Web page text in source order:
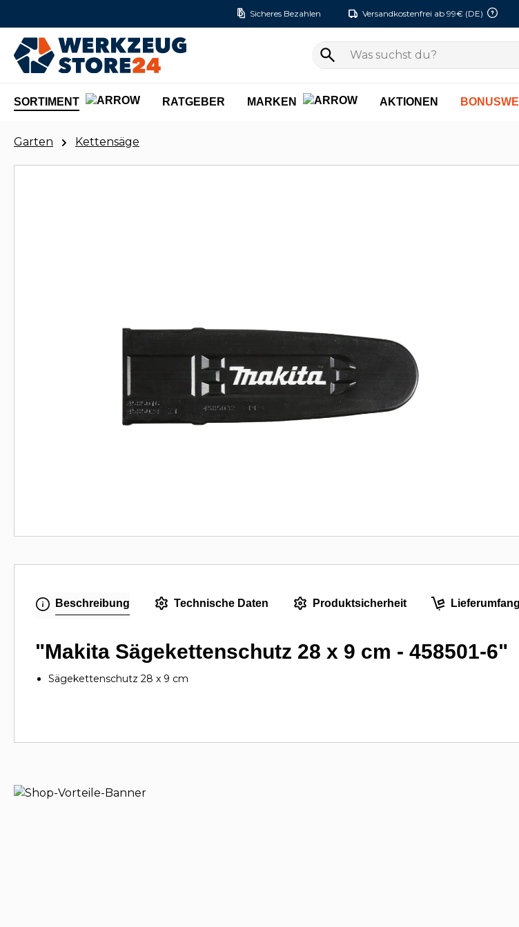
Sicheres Bezahlen Versandkostenfrei ab 99€ (DE)
SORTIMENT RATGEBER MARKEN AKTIONEN
Garten Kettensäge
Beschreibung Technische Daten Produktsicherheit Lieferumfang
"Makita Sägekettenschutz 28 x 9 cm - 458501-6"
Sägekettenschutz 28 x 9 cm